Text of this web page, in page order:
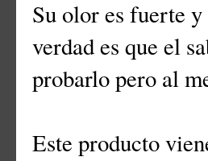
Su olor es fuerte
verdad es que el
probarlo pero al
Este producto